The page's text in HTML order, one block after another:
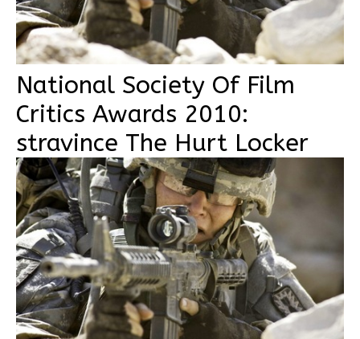
National Society Of Film
Critics Awards 2010:
stravince The Hurt Locker